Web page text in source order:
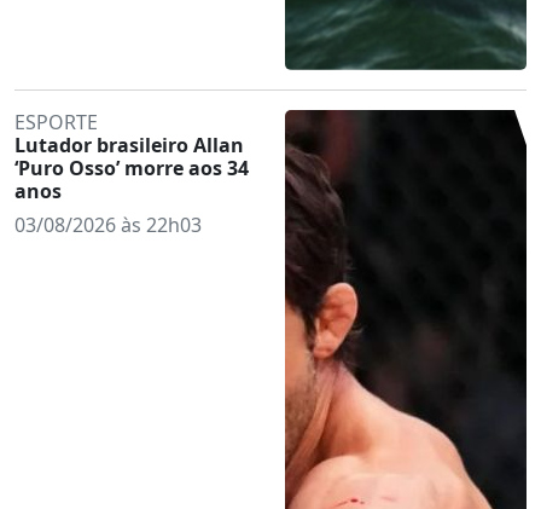
ESPORTE
Lutador brasileiro Allan
‘Puro Osso’ morre aos 34
anos
03/08/2026 às 22h03